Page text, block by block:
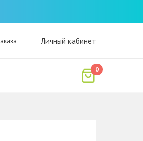
Личный кабинет
0